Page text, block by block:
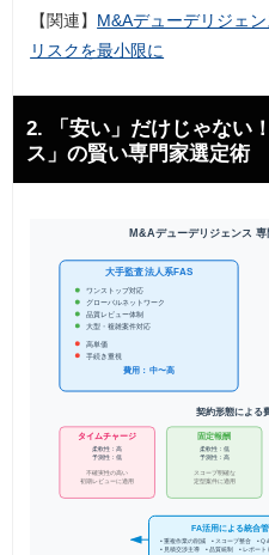
【関連】 M&Aデューデリジェ
リスクを最小限に
2. 「安い」だけじゃない
ス」の賢い専門家選定術
M&Aデューデリジェンス
大手監査法人系FAS
ワンストップ対応
グローバルネットワーク
品質レビュー体制
大型・複雑案件対応
高単価
手続き重視
費用：中〜高
契約形態による
タイムチャージ
柔軟性：高
予測性：低
不確実性の高い
初期レビューに適用
固定報酬
柔軟性：低
予測性：高
スコープ明確な
定型案件に適用
FA活用による統合
• 重複作業の削減 • スコープ整合 •
• 見積交渉主導 • 品質統制 • レポート